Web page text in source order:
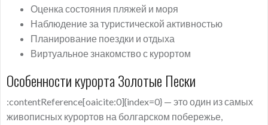
Оценка состояния пляжей и моря
Наблюдение за туристической активностью
Планирование поездки и отдыха
Виртуальное знакомство с курортом
Особенности курорта Золотые Пески
:contentReference[oaicite:0]{index=0} — это один из самых
живописных курортов на болгарском побережье,